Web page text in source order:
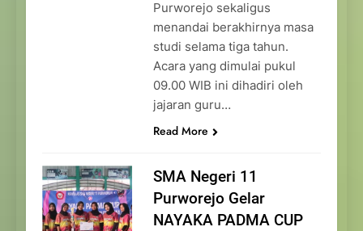
Purworejo sekaligus
menandai berakhirnya masa
studi selama tiga tahun.
Acara yang dimulai pukul
09.00 WIB ini dihadiri oleh
jajaran guru…
Read More
SMA Negeri 11
Purworejo Gelar
NAYAKA PADMA CUP